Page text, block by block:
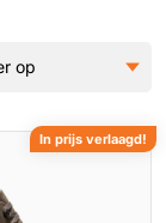
In prijs verlaagd!